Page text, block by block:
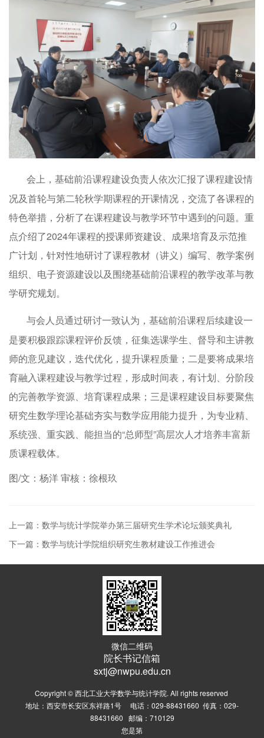
会上，基础前沿课程建设负责人依次汇报了课程建设情
况及首轮与第二轮秋学期课程的开课情况，交流了各课程的
特色举措，分析了在课程建设与教学环节中遇到的问题。重
点介绍了2024年课程的授课师资建设、成果培育及示范推
广计划，针对性地研讨了课程教材（讲义）编写、教学案例
组织、电子资源建设以及围绕基础前沿课程的教学改革与教
学研究规划。
与会人员通过研讨一致认为，基础前沿课程后续建设一
是要积极跟踪课程评价反馈，征集选课学生、督导和主讲教
师的意见建议，迭代优化，提升课程质量；二是要将成果培
育融入课程建设与教学过程，形成时间表，有计划、分阶段
的完善教学资源、培育课程成果；三是课程建设目标要聚焦
研究生数学理论基础夯实与数学应用能力提升，为专业精、
系统强、重实践、能担当的“总师型”高层次人才培养丰富新
质课程载体。
图/文：杨洋 审核：徐根玖
上一篇：数学与统计学院举办第三届研究生学术论坛颁奖典礼
下一篇：数学与统计学院组织研究生教材建设工作推进会
微信二维码
院长书记信箱
sxtj@nwpu.edu.cn
Copyright © 西北工业大学数学与统计学院. All rights reserved
地址：西安市长安区东祥路1号 电话：029-88431660 传真：029-
88431660 邮编：710129
您是第